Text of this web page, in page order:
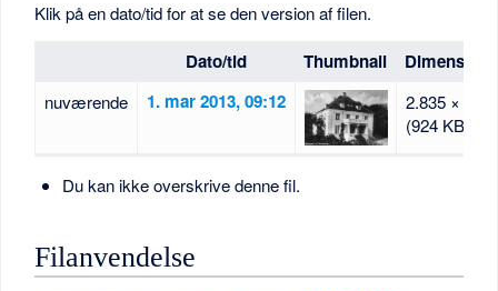
Klik på en dato/tid for at se den version af filen.
Dato/tid Thumbnail
nuværende 1. mar 2013, 09:12
2.835 ×
(924 KB)
Du kan ikke overskrive denne fil.
Filanvendelse